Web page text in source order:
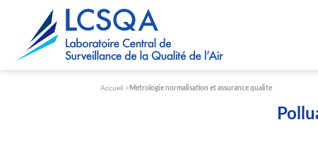
Accueil Metrologie normalisation et assurance qualite
Paramétrer les cookies